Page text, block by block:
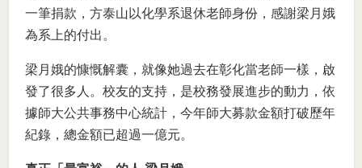
一筆捐款，方泰山以化學系退休老師身份，感謝梁月娥
為系上的付出。
梁月娥的慷慨解囊，就像她過去在彰化當老師一樣，啟
發了很多人。校友的支持，是校務發展進步的動力，依
據師大公共事務中心統計，今年師大募款金額打破歷年
紀錄，總金額已超過一億元。